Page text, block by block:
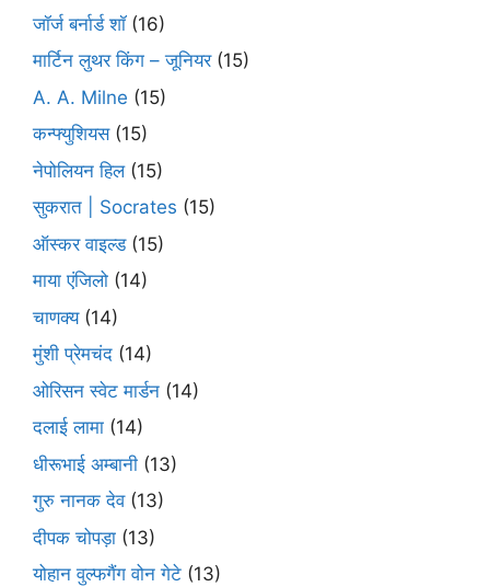
जॉर्ज बर्नार्ड शॉ(16)
मार्टिन लुथर किंग – जूनियर(15)
A. A. Milne (15)
कन्फ्युशियस(15)
नेपोलियन हिल(15)
सुकरात | Socrates (15)
ऑस्कर वाइल्ड(15)
माया एंजिलो (14)
चाणक्य(14)
मुंशी प्रेमचंद (14)
ओरिसन स्‍वेट मार्डन (14)
दलाई लामा (14)
धीरूभाई अम्बानी (13)
गुरु नानक देव(13)
दीपक चोपड़ा (13)
योहान वुल्फगैंग वोन गेटे (13)